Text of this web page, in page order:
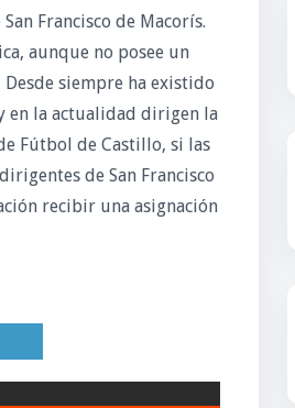
Francisco de Macorís.
aunque no posee un
siempre ha existido
en la actualidad dirigen la
Fútbol de Castillo, si las
de San Francisco
recibir una asignación